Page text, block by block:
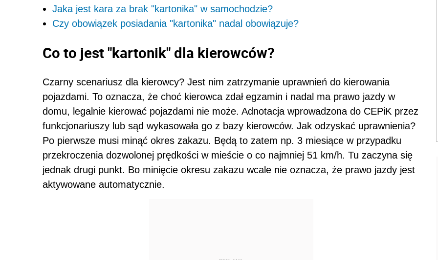
Jaka jest kara za brak "kartonika" w samochodzie?
Czy obowiązek posiadania "kartonika" nadal obowiązuje?
Co to jest "kartonik" dla kierowców?
Czarny scenariusz dla kierowcy? Jest nim zatrzymanie uprawnień do kierowania
pojazdami. To oznacza, że choć kierowca zdał egzamin i nadal ma prawo jazdy w
domu, legalnie kierować pojazdami nie może. Adnotacja wprowadzona do CEPiK przez
funkcjonariuszy lub sąd wykasowała go z bazy kierowców. Jak odzyskać uprawnienia?
Po pierwsze musi minąć okres zakazu. Będą to zatem np. 3 miesiące w przypadku
przekroczenia dozwolonej prędkości w mieście o co najmniej 51 km/h. Tu zaczyna się
jednak drugi punkt. Bo minięcie okresu zakazu wcale nie oznacza, że prawo jazdy jest
aktywowane automatycznie.